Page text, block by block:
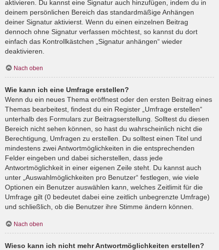
aktivieren. Du kannst eine Signatur auch hinzufügen, indem du in
deinem persönlichen Bereich das standardmäßige Anhängen
deiner Signatur aktivierst. Wenn du einen einzelnen Beitrag
dennoch ohne Signatur verfassen möchtest, so kannst du dort
einfach das Kontrollkästchen „Signatur anhängen“ wieder
deaktivieren.
Nach oben
Wie kann ich eine Umfrage erstellen?
Wenn du ein neues Thema eröffnest oder den ersten Beitrag eines
Themas bearbeitest, findest du ein Register „Umfrage erstellen“
unterhalb des Formulars zur Beitragserstellung. Solltest du diesen
Bereich nicht sehen können, so hast du wahrscheinlich nicht die
Berechtigung, Umfragen zu erstellen. Du solltest einen Titel und
mindestens zwei Antwortmöglichkeiten in die entsprechenden
Felder eingeben und dabei sicherstellen, dass jede
Antwortmöglichkeit in einer eigenen Zeile steht. Du kannst auch
unter „Auswahlmöglichkeiten pro Benutzer“ festlegen, wie viele
Optionen ein Benutzer auswählen kann, welches Zeitlimit für die
Umfrage gilt (0 bedeutet dabei eine zeitlich unbegrenzte Umfrage)
und schließlich, ob die Benutzer ihre Stimme ändern können.
Nach oben
Wieso kann ich nicht mehr Antwortmöglichkeiten erstellen?